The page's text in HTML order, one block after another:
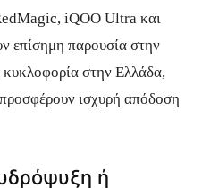
iQOO Ultra και
επίσημη παρουσία στην
κυκλοφορία στην Ελλάδα,
ισχυρή απόδοση
ή